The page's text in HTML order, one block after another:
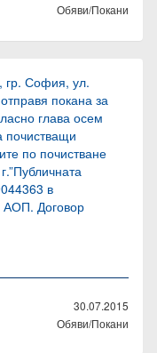
Обяви/Покани
София, ул.
покана за
глава осем
почистващи
по почистване
в
АОП. Договор
30.07.2015
Обяви/Покани